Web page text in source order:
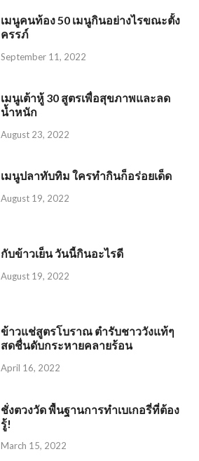
เมนูคนท้อง 50 เมนูกินอย่างไรขณะตั้ง
ครรภ์
September 11, 2022
เมนูเต้าหู้ 30 สูตรเพื่อสุขภาพและลด
น้ำหนัก
August 23, 2022
เมนูปลาทับทิม ใครทำกินก็อร่อยเด็ด
August 19, 2022
กับข้าวเย็น วันนี้กินอะไรดี
August 19, 2022
ข้าวแช่สูตรโบราณ ตำรับชาววังแท้ๆ
สดชื่นดับกระหายคลายร้อน
April 16, 2022
ชั่งตวงวัด พื้นฐานการทำเบเกอรี่ที่ต้อง
รู้!
March 15, 2022